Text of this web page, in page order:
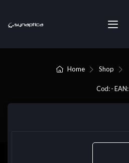
Home Shop
Cod: - EAN: